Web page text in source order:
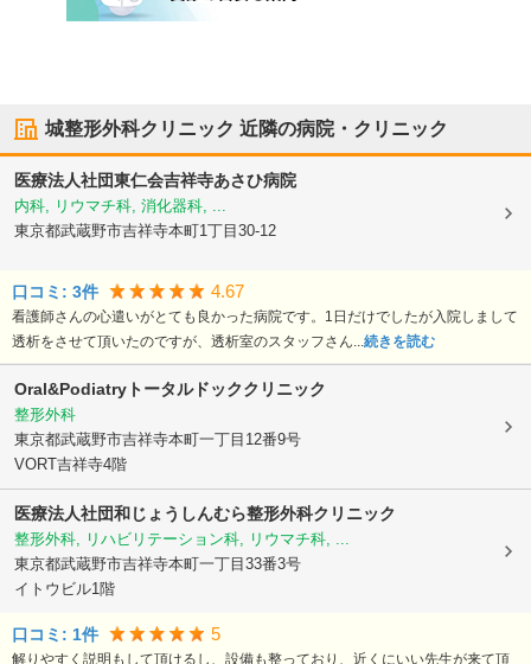
城整形外科クリニック 近隣の病院・クリニック
医療法人社団東仁会吉祥寺あさひ病院
内科, リウマチ科, 消化器科, ...
東京都武蔵野市吉祥寺本町1丁目30-12
口コミ: 3件 4.67
看護師さんの心遣いがとても良かった病院です。1日だけでしたが入院しまして
透析をさせて頂いたのですが、透析室のスタッフさん... 続きを読む
Oral&Podiatryトータルドッククリニック
整形外科
東京都武蔵野市吉祥寺本町一丁目12番9号
VORT吉祥寺4階
医療法人社団和じょうしんむら整形外科クリニック
整形外科, リハビリテーション科, リウマチ科, ...
東京都武蔵野市吉祥寺本町一丁目33番3号
イトウビル1階
口コミ: 1件 5
解りやすく説明もして頂けるし、設備も整っており、近くにいい先生が来て頂